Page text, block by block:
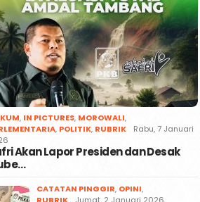
, IN PICTURES, MOROWALI,
, POLITIK, RUBRIK
Rabu, 7 Januari
Akan Lapor Presiden dan Desak
CATATAN PINGGIR, OPINI,
RUBRIK
Jumat, 2 Januari 2026